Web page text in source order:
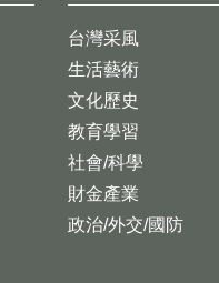
台灣采風
生活藝術
文化歷史
教育學習
社會/科學
財金產業
政治/外交/國防